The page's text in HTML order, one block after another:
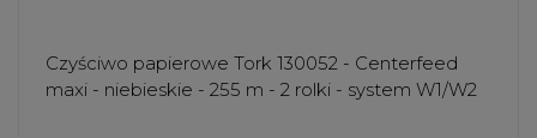
Czyściwo papierowe Tork 130052 - Centerfeed
maxi - niebieskie - 255 m - 2 rolki - system W1/W2